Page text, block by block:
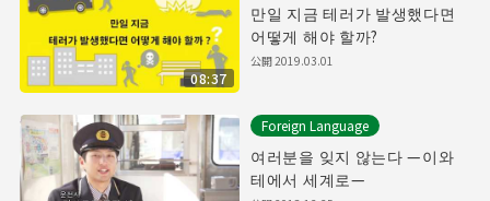
08:37
만일 지금 테러가 발생했다면
어떻게 해야 할까?
公開2019.03.01
Foreign Language
여러분을 잊지 않는다 —이와
테에서 세계로—